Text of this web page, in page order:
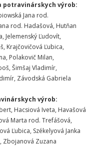
potravinárskych výrob:
Jana rod.
rod. Hadašová, Hutňan
Jelemenský Ľudovít,
Krajčovičová Ľubica,
Polakovič Milan,
Šimšaj Vladimír,
Závodská Gabriela
výrob:
Hacsiová Iveta, Havašová
Marta rod. Trefášová,
Ľubica, Székelyová Janka
Zbojanová Zuzana